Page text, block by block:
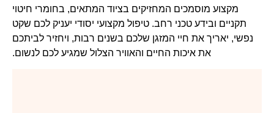
מקצוע מוסמכים המחזיקים בציוד המתאים, בחומרי חיטוי
תקניים ובידע טכני רחב. טיפול מקצועי יסודי יעניק לכם שקט
נפשי, יאריך את חיי המזגן שלכם בשנים רבות, ויחזיר לביתכם
את איכות החיים והאוויר הצלול שמגיע לכם לנשום.